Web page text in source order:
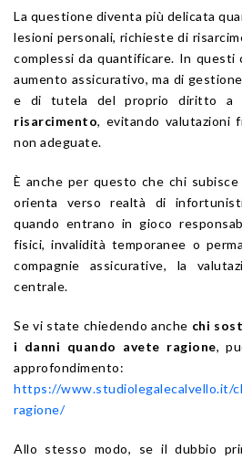
La questione diventa più delicata
lesioni personali, richieste di
complessi da quantificare. In questi
aumento assicurativo, ma di
e di tutela del proprio diritto a
risarcimento, evitando valutazioni
non adeguate.
È anche per questo che chi
orienta verso realtà di
quando entrano in gioco
fisici, invalidità temporanee o
compagnie assicurative, la
centrale.
Se vi state chiedendo anche chi
i danni quando avete ragione,
approfondimento:
https://www.studiolegalecalvello.it/
ragione/
Allo stesso modo, se il dubbio